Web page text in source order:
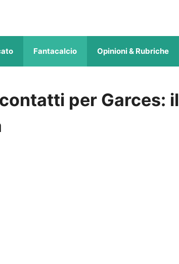
Fantacalcio Opinioni & Rubriche
per Garces: il